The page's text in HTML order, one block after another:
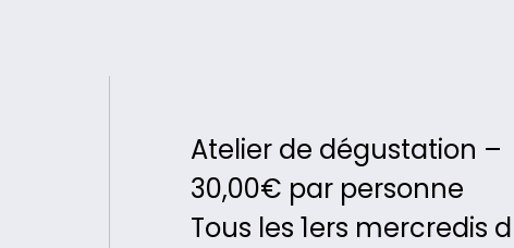
Atelier de dégustation –
30,00€ par personne
Tous les 1ers mercredis